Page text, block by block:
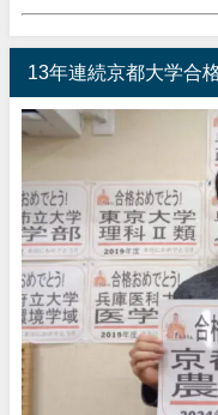
13年連続京都大学合